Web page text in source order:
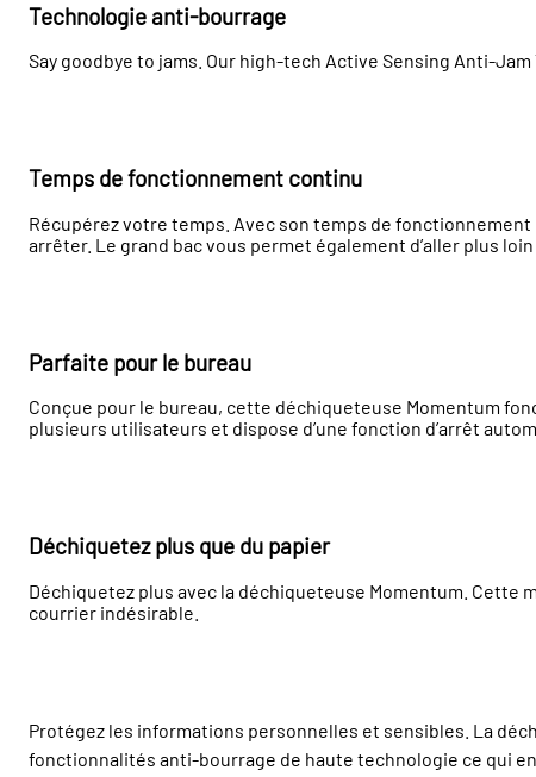
Technologie anti-bourrage
Say goodbye to jams. Our high-tech Active Sensing Anti-
Temps de fonctionnement continu
Récupérez votre temps. Avec son temps de
arrêter. Le grand bac vous permet également d’aller plus
Parfaite pour le bureau
Conçue pour le bureau, cette déchiqueteuse Momentum
plusieurs utilisateurs et dispose d’une fonction d’arrêt
Déchiquetez plus que du papier
Déchiquetez plus avec la déchiqueteuse Momentum.
courrier indésirable.
Protégez les informations personnelles et sensibles. La
fonctionnalités anti-bourrage de haute technologie ce qui